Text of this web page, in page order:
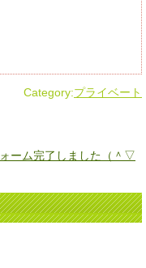
Category:プライベート
ーム完了しました（＾▽